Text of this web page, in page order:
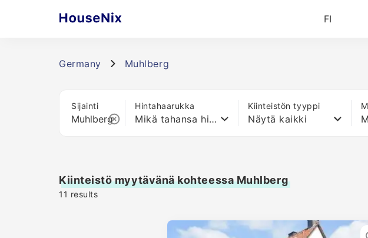
FI
Germany Muhlberg
Sijainti Hintahaarukka
Mikä tahansa hinta
Kiinteistön tyyppi
Näytä kaikki
Kiinteistö myytävänä kohteessa Muhlberg
11 results